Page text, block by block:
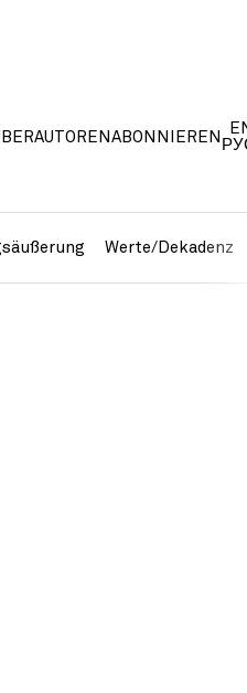
AUTOREN ABONNIEREN
Werte/Dekadenz